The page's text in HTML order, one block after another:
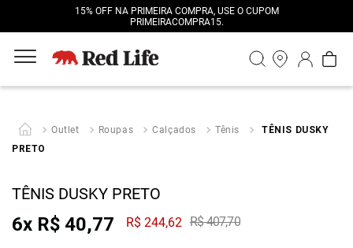
15% OFF NA PRIMEIRA COMPRA, USE O CUPOM
PRIMEIRACOMPRA15.
Outlet Roupas Calçados Tênis
TÊNIS DUSKY
PRETO
TÊNIS DUSKY PRETO
6x R$ 40,77 R$ 244,62 R$407,70